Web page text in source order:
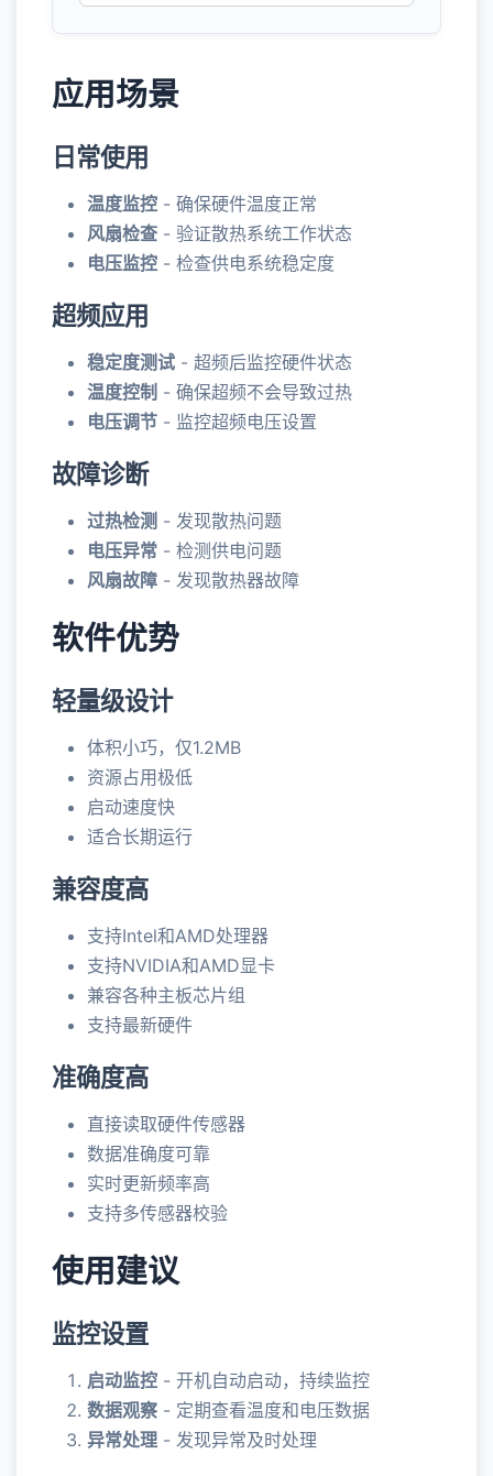
应用场景
日常使用
温度监控 - 确保硬件温度正常
风扇检查 - 验证散热系统工作状态
电压监控 - 检查供电系统稳定度
超频应用
稳定度测试 - 超频后监控硬件状态
温度控制 - 确保超频不会导致过热
电压调节 - 监控超频电压设置
故障诊断
过热检测 - 发现散热问题
电压异常 - 检测供电问题
风扇故障 - 发现散热器故障
软件优势
轻量级设计
体积小巧，仅1.2MB
资源占用极低
启动速度快
适合长期运行
兼容度高
支持Intel和AMD处理器
支持NVIDIA和AMD显卡
兼容各种主板芯片组
支持最新硬件
准确度高
直接读取硬件传感器
数据准确度可靠
实时更新频率高
支持多传感器校验
使用建议
监控设置
启动监控 - 开机自动启动，持续监控
数据观察 - 定期查看温度和电压数据
异常处理 - 发现异常及时处理